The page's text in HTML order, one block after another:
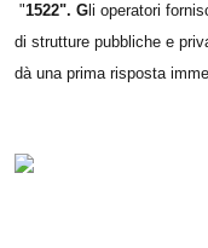
"1522". G li operatori
di strutture pubbliche e
dà una prima risposta